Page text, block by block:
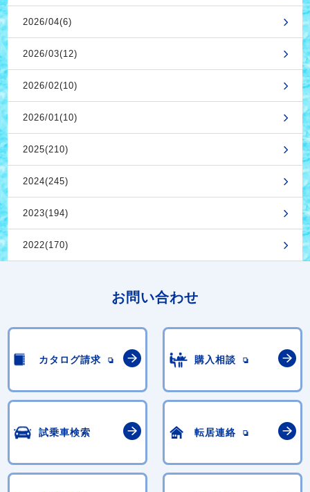
2026/04(6)
2026/03(12)
2026/02(10)
2026/01(10)
2025(210)
2024(245)
2023(194)
2022(170)
お問い合わせ
カタログ請求 購入相談
試乗車検索 転居連絡